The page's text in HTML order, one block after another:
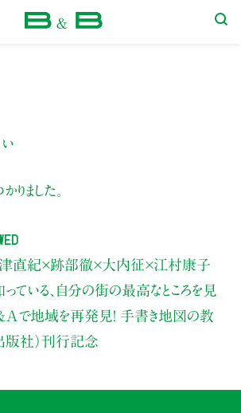
ました。
直紀×跡部徹×大内征×江村康子
ている、 自分の街の最高なところを見
＆Ａで地域を再発見！ 手書き地図の教
版社）刊行記念